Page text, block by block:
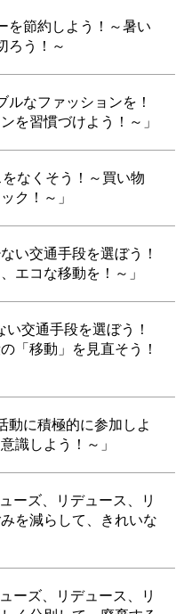
を節約しよう！～暑い
ろう！～
なファッションを！
を習慣づけよう！～」
なくそう！～買い物
ク！～」
い交通手段を選ぼう！
エコな移動を！～」
交通手段を選ぼう！
「移動」を見直そう！
動に積極的に参加しよ
識しよう！～」
ーズ、リデュース、リ
を減らして、きれいな
ーズ、リデュース、リ